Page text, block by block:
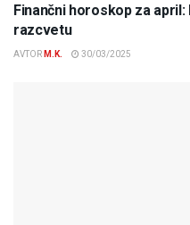
Finančni horoskop za
razcvetu
AVTOR M.K. 30/03/2025